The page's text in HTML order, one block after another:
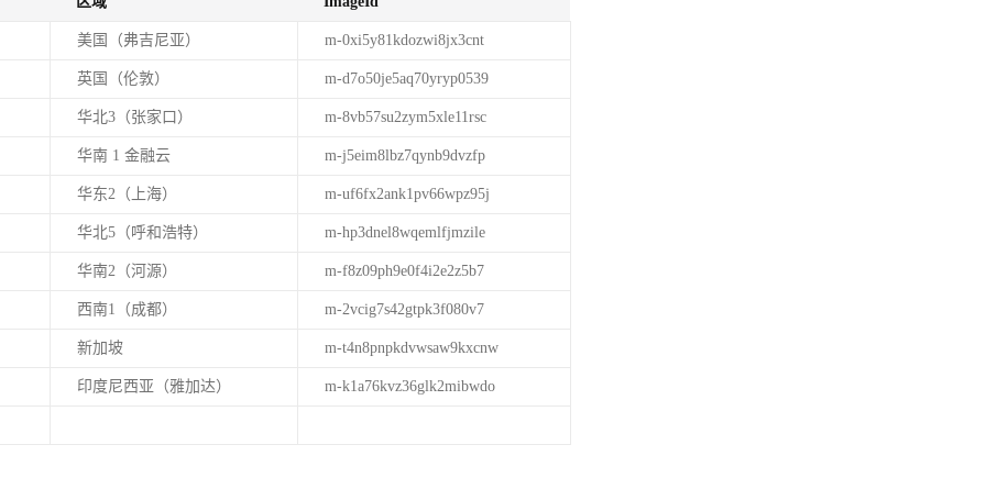
美国（弗吉尼亚） m-0xi5y81kdozwi8jx3cnt
英国（伦敦） m-d7o50je5aq70yryp0539
华北3（张家口） m-8vb57su2zym5xle11rsc
华南 1 金融云 m-j5eim8lbz7qynb9dvzfp
华东2（上海） m-uf6fx2ank1pv66wpz95j
华北5（呼和浩特） m-hp3dnel8wqemlfjmzile
华南2（河源） m-f8z09ph9e0f4i2e2z5b7
西南1（成都） m-2vcig7s42gtpk3f080v7
新加坡 m-t4n8pnpkdvwsaw9kxcnw
印度尼西亚（雅加达） m-k1a76kvz36glk2mibwdo